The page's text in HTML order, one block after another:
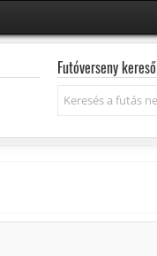
Futóverseny kereső
Keresés...